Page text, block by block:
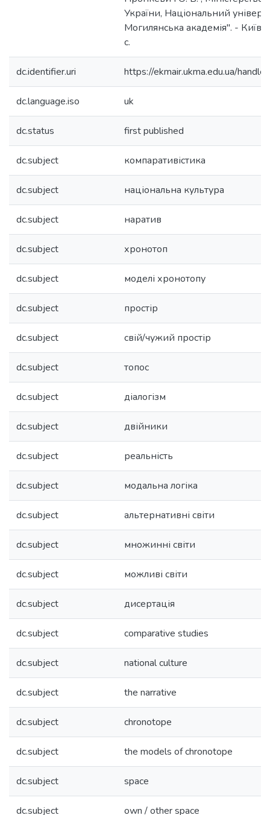
України, Національний
Могилянська академія". - Київ
c.
dc.identifier.uri https://ekmair.ukma.edu.ua/
dc.language.iso uk
dc.status first published
dc.subject компаративістика
dc.subject національна культура
dc.subject наратив
dc.subject хронотоп
dc.subject моделі хронотопу
dc.subject простір
dc.subject свій/чужий простір
dc.subject топос
dc.subject діалогізм
dc.subject двійники
dc.subject реальність
dc.subject модальна логіка
dc.subject альтернативні світи
dc.subject множинні світи
dc.subject можливі світи
dc.subject дисертація
dc.subject comparative studies
dc.subject national culture
dc.subject the narrative
dc.subject chronotope
dc.subject the models of chronotope
dc.subject space
dc.subject own / other space